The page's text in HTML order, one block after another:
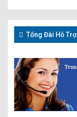
Tổng Đài Hỗ Trợ